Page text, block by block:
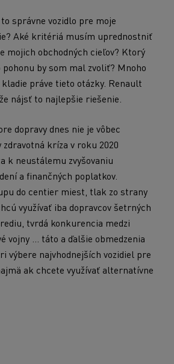
správne vozidlo pre moje
Aké kritériá musím uprednostniť
mojich obchodných cieľov? Ktorý
by som mal zvoliť? Mnoho
práve tieto otázky. Renault
nájsť to najlepšie riešenie.
dopravy dnes nie je vôbec
zdravotná kríza v roku 2020
k neustálemu zvyšovaniu
a finančných poplatkov.
do centier miest, tlak zo strany
využívať iba dopravcov šetrných
tvrdá konkurencia medzi
vojny ... táto a ďalšie obmedzenia
výbere najvhodnejších vozidiel pre
ak chcete využívať alternatívne